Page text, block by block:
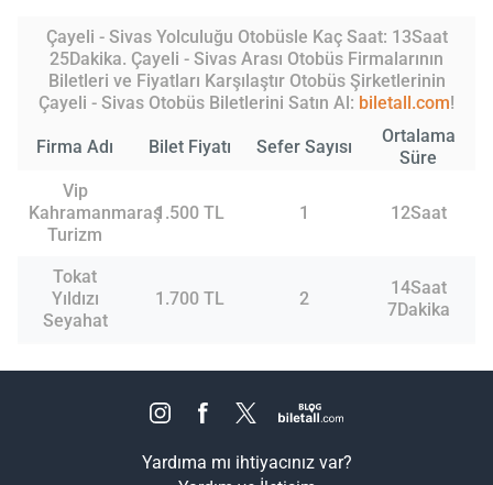
Çayeli - Sivas Yolculuğu Otobüsle Kaç Saat: 13Saat
25Dakika. Çayeli - Sivas Arası Otobüs Firmalarının
Biletleri ve Fiyatları Karşılaştır Otobüs Şirketlerinin
Çayeli - Sivas Otobüs Biletlerini Satın Al: biletall.com!
Firma Adı Bilet Fiyatı Sefer Sayısı
Ortalama
Süre
Vip
Kahramanmaraş
Turizm
1.500 TL 1 12Saat
Tokat
Yıldızı
Seyahat
1.700 TL 2
14Saat
7Dakika
Yardıma mı ihtiyacınız var?